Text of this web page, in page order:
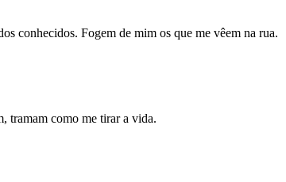
conhecidos. Fogem de mim os que me vêem na rua.
tramam como me tirar a vida.